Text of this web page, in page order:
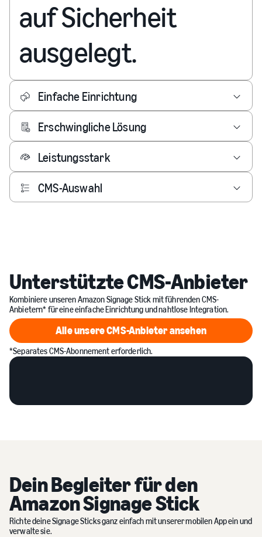
auf Sicherheit
ausgelegt.
Einfache Einrichtung
Erschwingliche Lösung
Leistungsstark
CMS-Auswahl
Unterstützte CMS-Anbieter
Kombiniere unseren Amazon Signage Stick mit führenden CMS-
Anbietern* für eine einfache Einrichtung und nahtlose Integration.
Alle unsere CMS-Anbieter
Alle unsere CMS-Anbieter ansehen
*Separates CMS-Abonnement erforderlich.
Dein Begleiter für den
Amazon Signage Stick
Richte deine Signage Sticks ganz einfach mit unserer mobilen App ein und
verwalte sie.